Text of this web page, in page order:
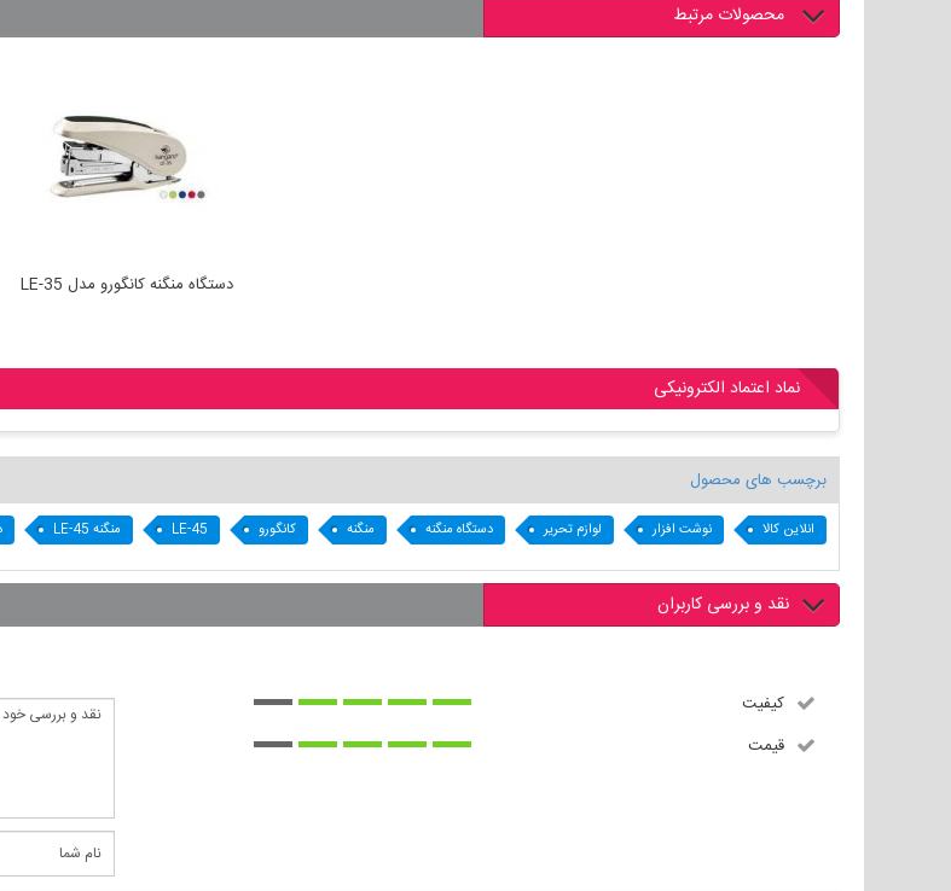
محصولات مرتبط
دستگاه منگنه کانگورو مدل LE-35
نماد اعتماد الکترونیکی
برچسب های محصول
انلاین کالا نوشت افزار لوازم تحریر دستگاه منگنه منگنه کانگورو LE-45 منگنه LE-45
نقد و بررسی کاربران
کیفیت
قیمت